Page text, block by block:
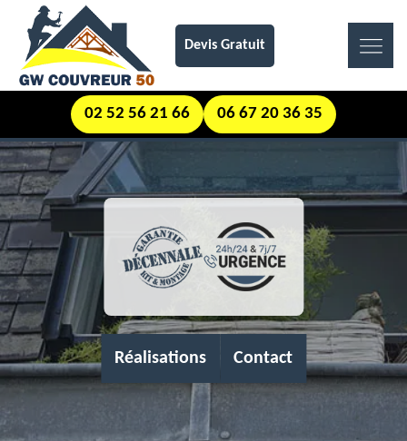
Devis Gratuit
02 52 56 21 66 06 67 20 36 35
Réalisations Contact